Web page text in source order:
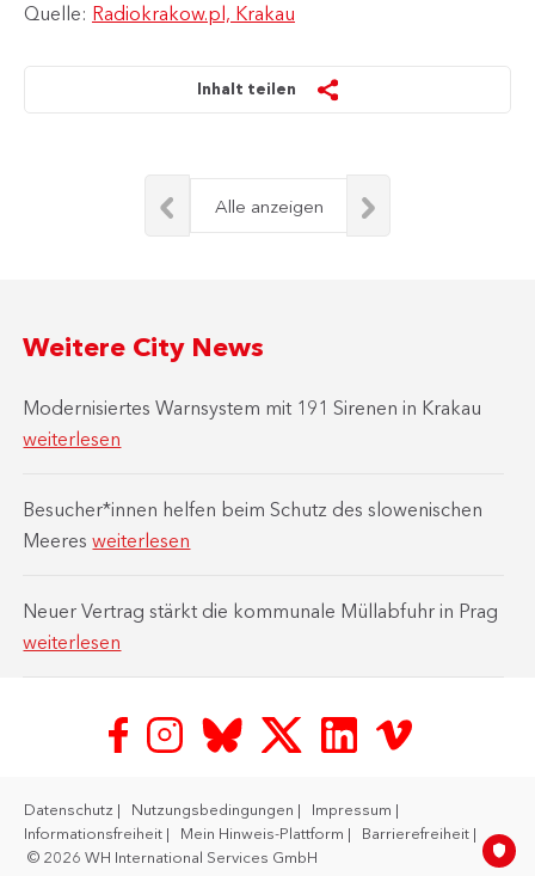
Quelle: Radiokrakow.pl, Krakau
Inhalt teilen
Alle anzeigen
Weitere City News
Modernisiertes Warnsystem mit 191 Sirenen in Krakau
weiterlesen
Besucher*innen helfen beim Schutz des slowenischen
Meeresweiterlesen
Neuer Vertrag stärkt die kommunale Müllabfuhr in Prag
weiterlesen
Datenschutz Nutzungsbedingungen
Impressum
Informationsfreiheit
Mein Hinweis-Plattform
Barrierefreiheit
© 2026 WH International Services GmbH